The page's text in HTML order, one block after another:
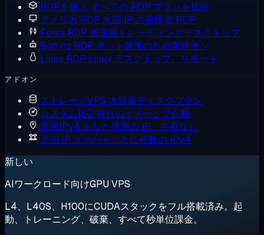
RDPを購入 すべての RDP プランを比較
アメリカ RDP 米国 IP の管理者 RDP
Forex RDP 低遅延トレーディングデスクトップ
Botting RDP ボット稼働のため常時オン
Linux RDP Linux デスクトップ、リモート
アドオン
ストレージVPS 大容量ディスクプラン
カスタムISO 独自のイメージで起動
専用IPv4 あなた専用の IP、共有なし
追加 IP サーバーごとに複数の IPv4
新しい
AIワークロード向けGPU VPS
L4、L40S、H100にCUDAスタックをフル搭載済み。起
動、トレーニング、破棄、すべて秒単位課金。